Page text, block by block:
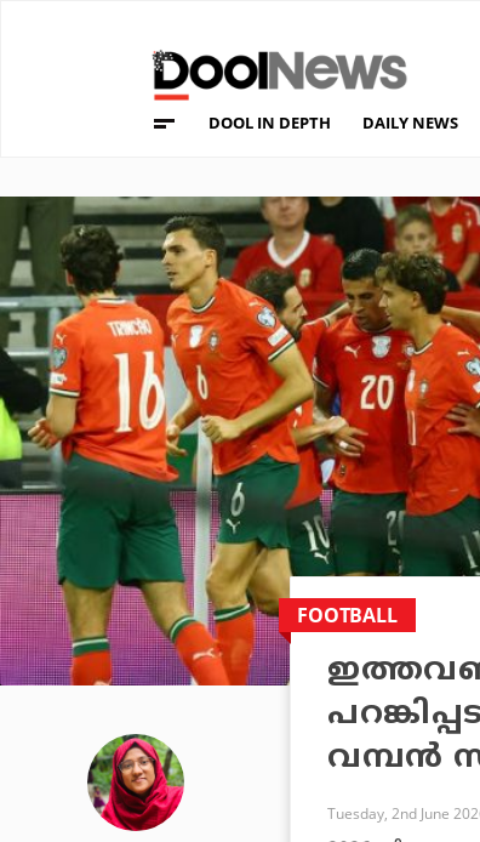
DOOL IN DEPTH DAILY NEWS
FOOTBALL
വമ്പന്‍
Tuesday, 2nd June